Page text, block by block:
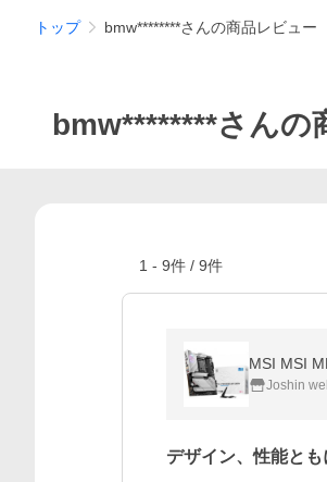
トップ bmw********さんの商品レビュー
bmw********さんの
1 - 9件 / 9件
MSI MSI
Joshin
デザイン、性能と